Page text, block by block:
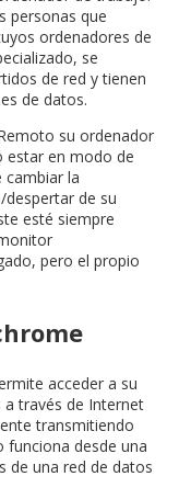
personas que
ordenadores de
se
de red y tienen
de datos.
su ordenador
estar en modo de
cambiar la
de su
esté siempre
pero el propio
acceder a su
través de Internet
transmitiendo
funciona desde una
de una red de datos